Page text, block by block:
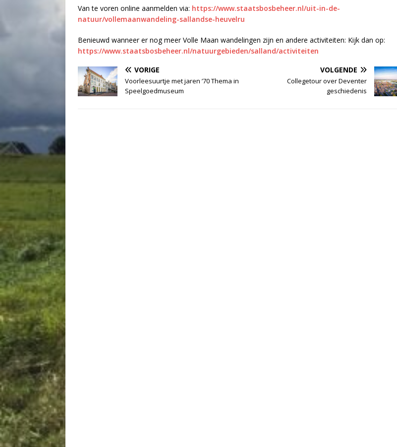
Van te voren online aanmelden via: https://www.staatsbosbeheer.nl/uit-in-de-
natuur/vollemaanwandeling-sallandse-heuvelru
Benieuwd wanneer er nog meer Volle Maan wandelingen zijn en andere activiteiten: Kijk dan op:
https://www.staatsbosbeheer.nl/natuurgebieden/salland/activiteiten
VORIGE
Voorleesuurtje met jaren ’70 Thema in
Speelgoedmuseum
VOLGENDE
Collegetour over Deventer
geschiedenis